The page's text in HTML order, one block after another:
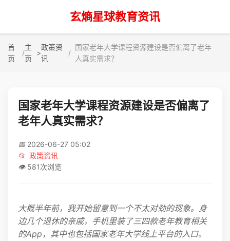
玄熵星球教育资讯
首
页
主
页
>
政策资
讯
国家老年大学课程资源建设是否偏离了老年
人真实需求？
国家老年大学课程资源建设是否偏离了
老年人真实需求？
📅 2026-06-27 05:02
📂 政策资讯
👁️ 581次浏览
大概半年前，我开始留意到一个不太对劲的现象。身
边几个退休的亲戚，手机里装了三四款老年教育相关
的App，其中也包括国家老年大学线上平台的入口。